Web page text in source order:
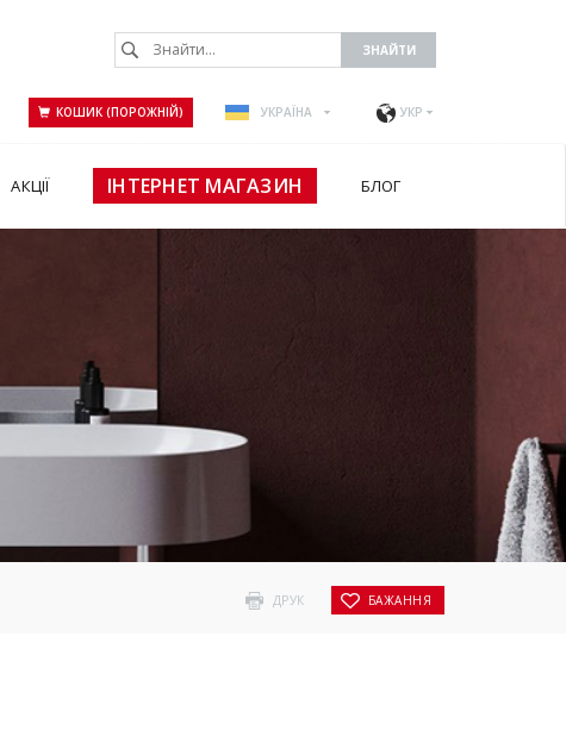
КОШИК (ПОРОЖНІЙ) УКРАЇНА УКР
АКЦІЇ ІНТЕРНЕТ МАГАЗИН БЛОГ
ДРУК БАЖАННЯ